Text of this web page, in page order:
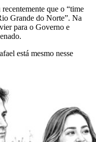
que o “time
Grande do Norte”. Na
para o Governo e
está mesmo nesse